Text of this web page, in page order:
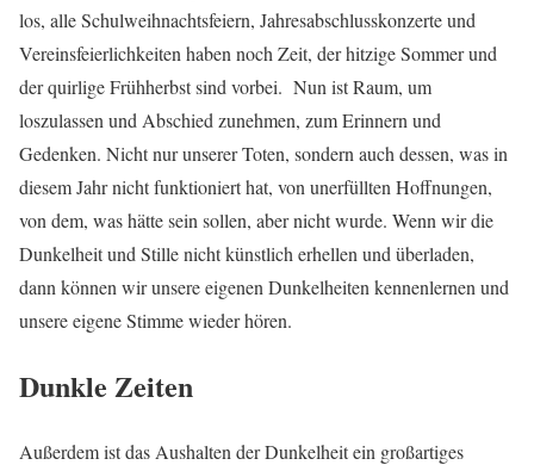
los, alle Schulweihnachtsfeiern, Jahresabschlusskonzerte und
Vereinsfeierlichkeiten haben noch Zeit, der hitzige Sommer und
der quirlige Frühherbst sind vorbei. Nun ist Raum, um
loszulassen und Abschied zunehmen, zum Erinnern und
Gedenken. Nicht nur unserer Toten, sondern auch dessen, was in
diesem Jahr nicht funktioniert hat, von unerfüllten Hoffnungen,
von dem, was hätte sein sollen, aber nicht wurde. Wenn wir die
Dunkelheit und Stille nicht künstlich erhellen und überladen,
dann können wir unsere eigenen Dunkelheiten kennenlernen und
unsere eigene Stimme wieder hören.
Dunkle Zeiten
Außerdem ist das Aushalten der Dunkelheit ein großartiges